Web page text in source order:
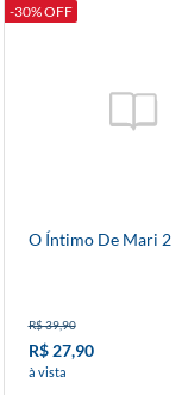
-30% OFF
O Íntimo De Mari 2
R$ 39,90
R$ 27,90
à vista